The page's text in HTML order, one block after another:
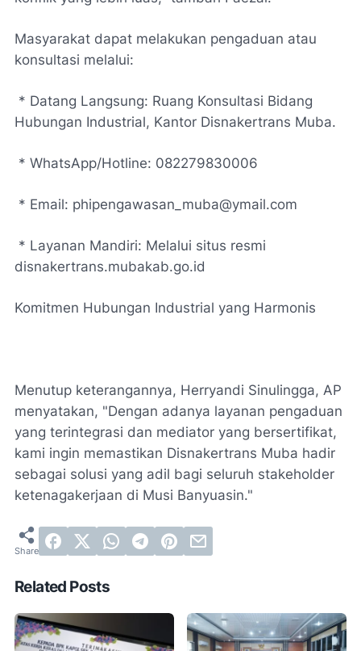
Masyarakat dapat melakukan pengaduan atau
konsultasi melalui:
* Datang Langsung: Ruang Konsultasi Bidang
Hubungan Industrial, Kantor Disnakertrans Muba.
* WhatsApp/Hotline: 082279830006
* Email: phipengawasan_muba@ymail.com
* Layanan Mandiri: Melalui situs resmi
disnakertrans.mubakab.go.id
Komitmen Hubungan Industrial yang Harmonis
Menutup keterangannya, Herryandi Sinulingga, AP
menyatakan, "Dengan adanya layanan pengaduan
yang terintegrasi dan mediator yang bersertifikat,
kami ingin memastikan Disnakertrans Muba hadir
sebagai solusi yang adil bagi seluruh stakeholder
ketenagakerjaan di Musi Banyuasin."
Related Posts